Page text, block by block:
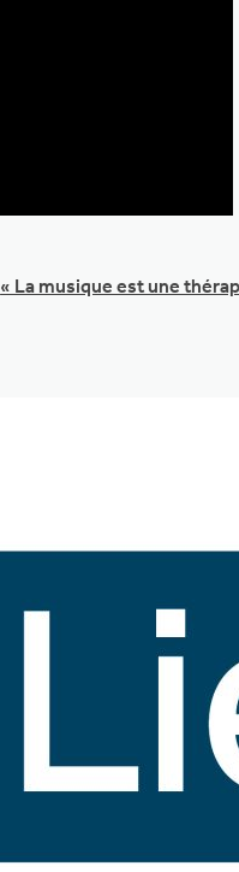
« La musique est une